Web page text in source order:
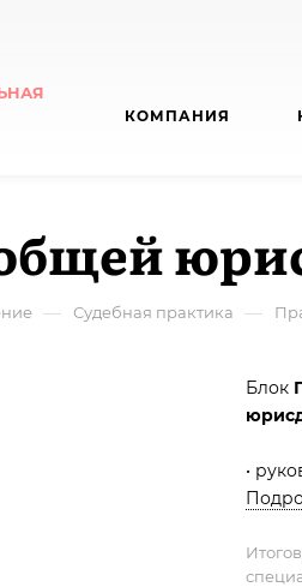
КОМПАНИЯ
— Судебная практика —
Блок
•
•